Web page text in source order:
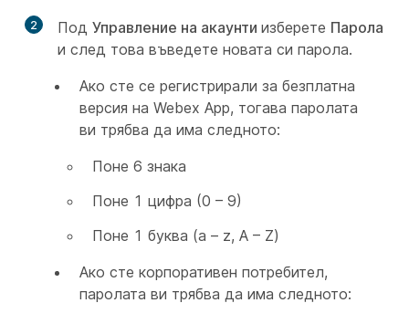
2 Под Управление на акаунти изберете Парола
и след това въведете новата си парола.
Ако сте се регистрирали за безплатна
версия на Webex App, тогава паролата
ви трябва да има следното:
Поне 6 знака
Поне 1 цифра (0 – 9)
Поне 1 буква (a – z, A – Z)
Ако сте корпоративен потребител,
паролата ви трябва да има следното: